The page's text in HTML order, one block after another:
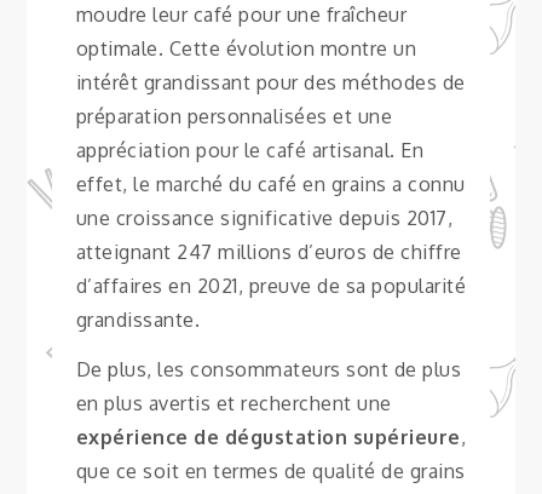
moudre leur café pour une fraîcheur
optimale. Cette évolution montre un
intérêt grandissant pour des méthodes de
préparation personnalisées et une
appréciation pour le café artisanal. En
effet, le marché du café en grains a connu
une croissance significative depuis 2017,
atteignant 247 millions d’euros de chiffre
d’affaires en 2021, preuve de sa popularité
grandissante.
De plus, les consommateurs sont de plus
en plus avertis et recherchent une
expérience de dégustation supérieure,
que ce soit en termes de qualité de grains